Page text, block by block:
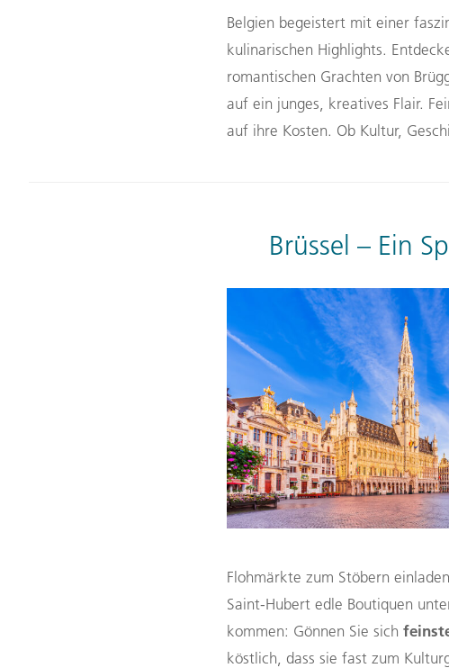
Belgien begeistert mit einer
kulinarischen Highlights.
romantischen Grachten von
auf ein junges, kreatives Flair.
auf ihre Kosten. Ob Kultur,
Brüssel – Ein
Flohmärkte zum Stöbern
Saint-Hubert edle Boutiquen
kommen: Gönnen Sie sich
köstlich, dass sie fast zum